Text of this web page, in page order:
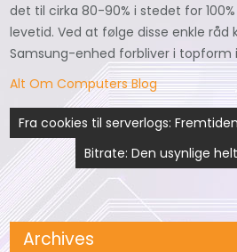
det til cirka 80-90% i stedet for
levetid. Ved at følge disse enkle råd
Samsung-enhed forbliver i topform
Alt Om Computers Blog
Fra cookies til serverlogs:
Bitrate: Den usynlige
Archives